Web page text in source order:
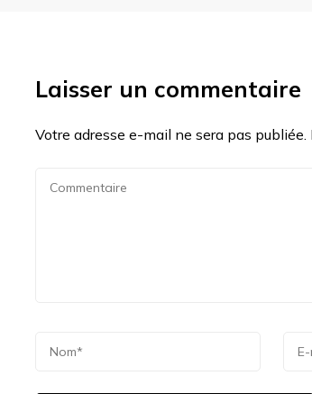
Laisser un commentaire
Votre adresse e-mail ne sera pas publiée.